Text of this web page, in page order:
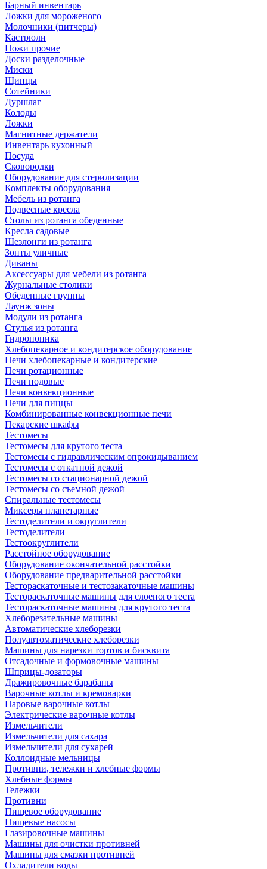
Барный инвентарь
Ложки для мороженого
Молочники (питчеры)
Кастрюли
Ножи прочие
Доски разделочные
Миски
Щипцы
Сотейники
Дуршлаг
Колоды
Ложки
Магнитные держатели
Инвентарь кухонный
Посуда
Сковородки
Оборудование для стерилизации
Комплекты оборудования
Мебель из ротанга
Подвесные кресла
Столы из ротанга обеденные
Кресла садовые
Шезлонги из ротанга
Зонты уличные
Диваны
Аксессуары для мебели из ротанга
Журнальные столики
Обеденные группы
Лаунж зоны
Модули из ротанга
Стулья из ротанга
Гидропоника
Хлебопекарное и кондитерское оборудование
Печи хлебопекарные и кондитерские
Печи ротационные
Печи подовые
Печи конвекционные
Печи для пиццы
Комбинированные конвекционные печи
Пекарские шкафы
Тестомесы
Тестомесы для крутого теста
Тестомесы с гидравлическим опрокидыванием
Тестомесы с откатной дежой
Тестомесы со стационарной дежой
Тестомесы со съемной дежой
Спиральные тестомесы
Миксеры планетарные
Тестоделители и округлители
Тестоделители
Тестоокруглители
Расстойное оборудование
Оборудование окончательной расстойки
Оборудование предварительной расстойки
Тестораскаточные и тестозакаточные машины
Тестораскаточные машины для слоеного теста
Тестораскаточные машины для крутого теста
Хлеборезательные машины
Автоматические хлеборезки
Полуавтоматические хлеборезки
Машины для нарезки тортов и бисквита
Отсадочные и формовочные машины
Шприцы-дозаторы
Дражировочные барабаны
Варочные котлы и кремоварки
Паровые варочные котлы
Электрические варочные котлы
Измельчители
Измельчители для сахара
Измельчители для сухарей
Коллоидные мельницы
Противни, тележки и хлебные формы
Хлебные формы
Тележки
Противни
Пищевое оборудование
Пищевые насосы
Глазировочные машины
Машины для очистки противней
Машины для смазки противней
Охладители воды